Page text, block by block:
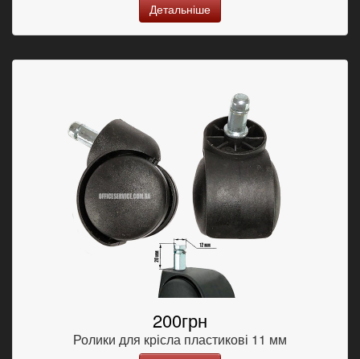
Детальніше
200грн
Ролики для крісла пластикові 11 мм